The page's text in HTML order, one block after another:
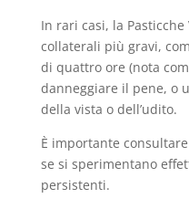
In rari casi, la
collaterali più gravi,
di quattro ore (nota
danneggiare il pene, o
della vista o dell’udito.
È importante
se si sperimentano
persistenti.